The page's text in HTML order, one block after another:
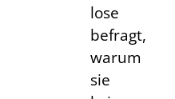
lose
befragt,
warum
sie